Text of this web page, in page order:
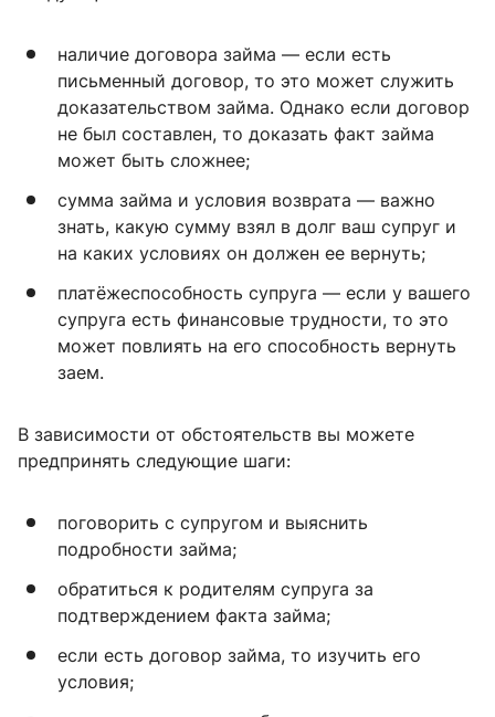
наличие договора займа — если есть
письменный договор, то это может служить
доказательством займа. Однако если договор
не был составлен, то доказать факт займа
может быть сложнее;
сумма займа и условия возврата — важно
знать, какую сумму взял в долг ваш супруг и
на каких условиях он должен ее вернуть;
платёжеспособность супруга — если у вашего
супруга есть финансовые трудности, то это
может повлиять на его способность вернуть
заем.
В зависимости от обстоятельств вы можете
предпринять следующие шаги:
поговорить с супругом и выяснить
подробности займа;
обратиться к родителям супруга за
подтверждением факта займа;
если есть договор займа, то изучить его
условия;